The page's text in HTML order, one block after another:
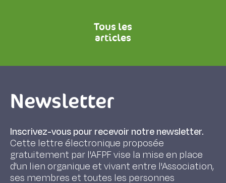
Tous les
articles
Newsletter
Inscrivez-vous pour recevoir notre newsletter.
Cette lettre électronique proposée
gratuitement par l'AFPF vise la mise en place
d'un lien organique et vivant entre l'Association,
ses membres et toutes les personnes